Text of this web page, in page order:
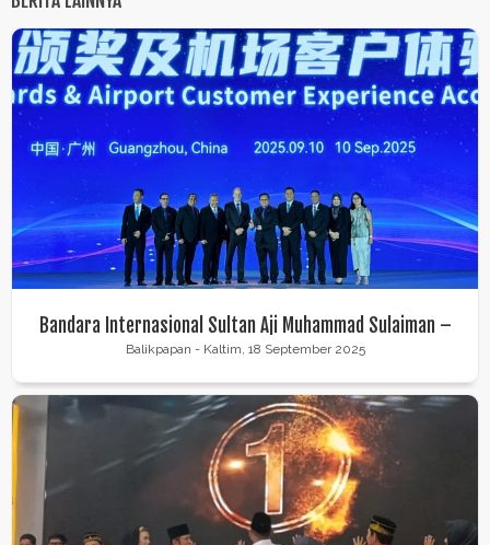
Bandara Internasional Sultan Aji Muhammad Sulaiman –
SAMS Sepinggan Balikpapan Raih 6 Penghargaan Dunia
Balikpapan - Kaltim, 18 September 2025